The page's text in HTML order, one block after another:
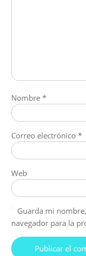
Nombre*
Correo electrónico*
Web
Guarda mi
navegador para la